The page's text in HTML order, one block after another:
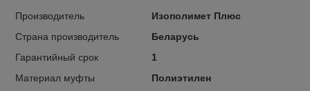
Производитель
Изополимет Плюс
Страна производитель
Беларусь
Гарантийный срок
1
Материал муфты
Полиэтилен